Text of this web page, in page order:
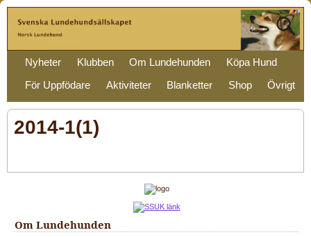
Nyheter Klubben Om Lundehunden
Köpa Hund
För Uppfödare
Aktiviteter Blanketter Shop Övrigt
2014-1(1)
Om Lundehunden